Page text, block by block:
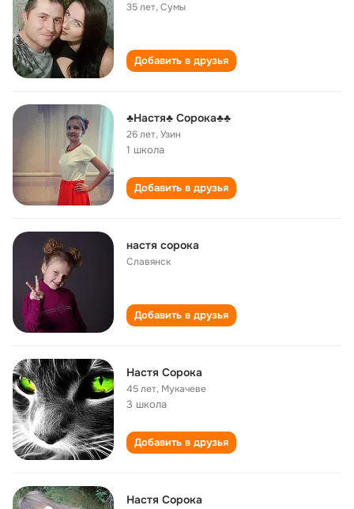
35 лет,Сумы
Добавить в друзья
♣Настя♣ Сорока♣♣
26 лет,Узин
1 школа
Добавить в друзья
настя сорока
Славянск
Добавить в друзья
Hастя Сорока
45 лет, Мукачеве
3 школа
Добавить в друзья
Настя Сорока